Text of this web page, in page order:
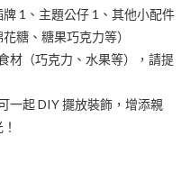
牌 1、主題公仔 1、其他小配件
花糖、糖果巧克力等）
材（巧克力、水果等），請提
一起 DIY 擺放裝飾，增添親